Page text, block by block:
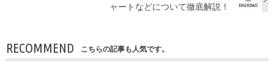
ャートなどについて徹底解説！
RECOMMEND こちらの記事も人気です。